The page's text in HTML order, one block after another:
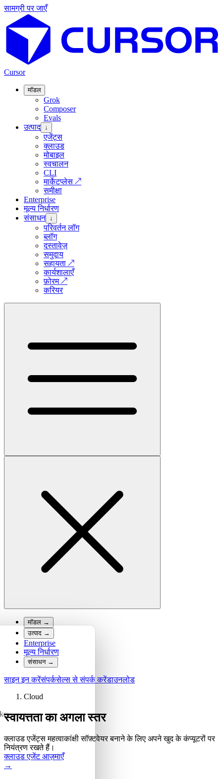
सामग्री पर जाएँ
Cursor
मॉडल
Grok
Composer
Evals
उत्पाद ↓
एजेंट्स
क्लाउड
मोबाइल
स्वचालन
CLI
मार्केटप्लेस ↗
समीक्षा
Enterprise
मूल्य निर्धारण
संसाधन ↓
परिवर्तन लॉग
ब्लॉग
दस्तावेज़
समुदाय
सहायता ↗
कार्यशालाएँ
फ़ोरम↗
करियर
मॉडल →
उत्पाद →
Enterprise
मूल्य निर्धारण
संसाधन→
साइन इन करेंसंपर्कसेल्स से संपर्क करेंडाउनलोड
Cloud
स्वायत्तता का अगला स्तर
क्लाउड एजेंट्स महत्वाकांक्षी सॉफ़्टवेयर बनाने के लिए अपने खुद के कंप्यूटरों पर
नियंत्रण रखते हैं।
क्लाउड एजेंट आज़माएँ
→